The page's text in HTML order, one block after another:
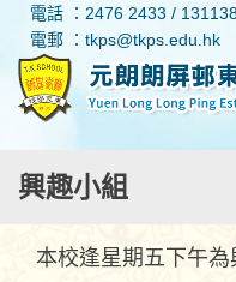
電話 ：2476 2433 /
電郵 ：tkps@tkps.edu.hk
興趣小組
本校逢星期五下午